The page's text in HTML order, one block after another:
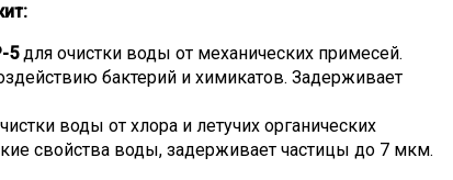
5для очистки воды от механических примесей.
бактерий и химикатов. Задерживает
воды от хлора и летучих органических
свойства воды, задерживает частицы до 7 мкм.